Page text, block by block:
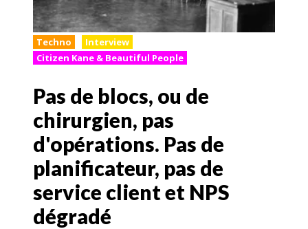
Techno
Interview
Citizen Kane & Beautiful People
Pas de blocs, ou de
chirurgien, pas
d'opérations. Pas de
planificateur, pas de
service client et NPS
dégradé